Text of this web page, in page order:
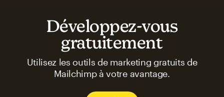
Développez-vous
gratuitement
Utilisez les outils de marketing gratuits de
Mailchimp à votre avantage.